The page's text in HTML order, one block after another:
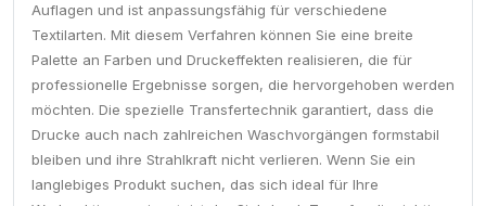
Auflagen und ist anpassungsfähig für verschiedene
Textilarten. Mit diesem Verfahren können Sie eine breite
Palette an Farben und Druckeffekten realisieren, die für
professionelle Ergebnisse sorgen, die hervorgehoben werden
möchten. Die spezielle Transfertechnik garantiert, dass die
Drucke auch nach zahlreichen Waschvorgängen formstabil
bleiben und ihre Strahlkraft nicht verlieren. Wenn Sie ein
langlebiges Produkt suchen, das sich ideal für Ihre